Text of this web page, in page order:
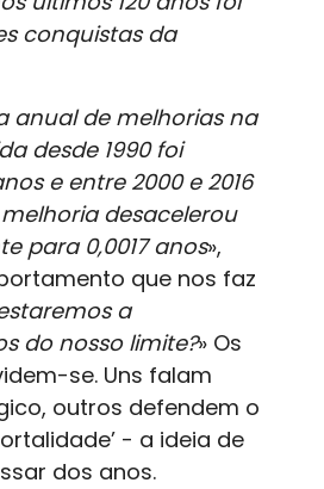
conquistas da
anual de melhorias na
desde 1990 foi
e entre 2000 e 2016
desacelerou
para 0,0017 anos»,
que nos faz
a
do nosso limite?» Os
se. Uns falam
outros defendem o
- a ideia de
dos anos.